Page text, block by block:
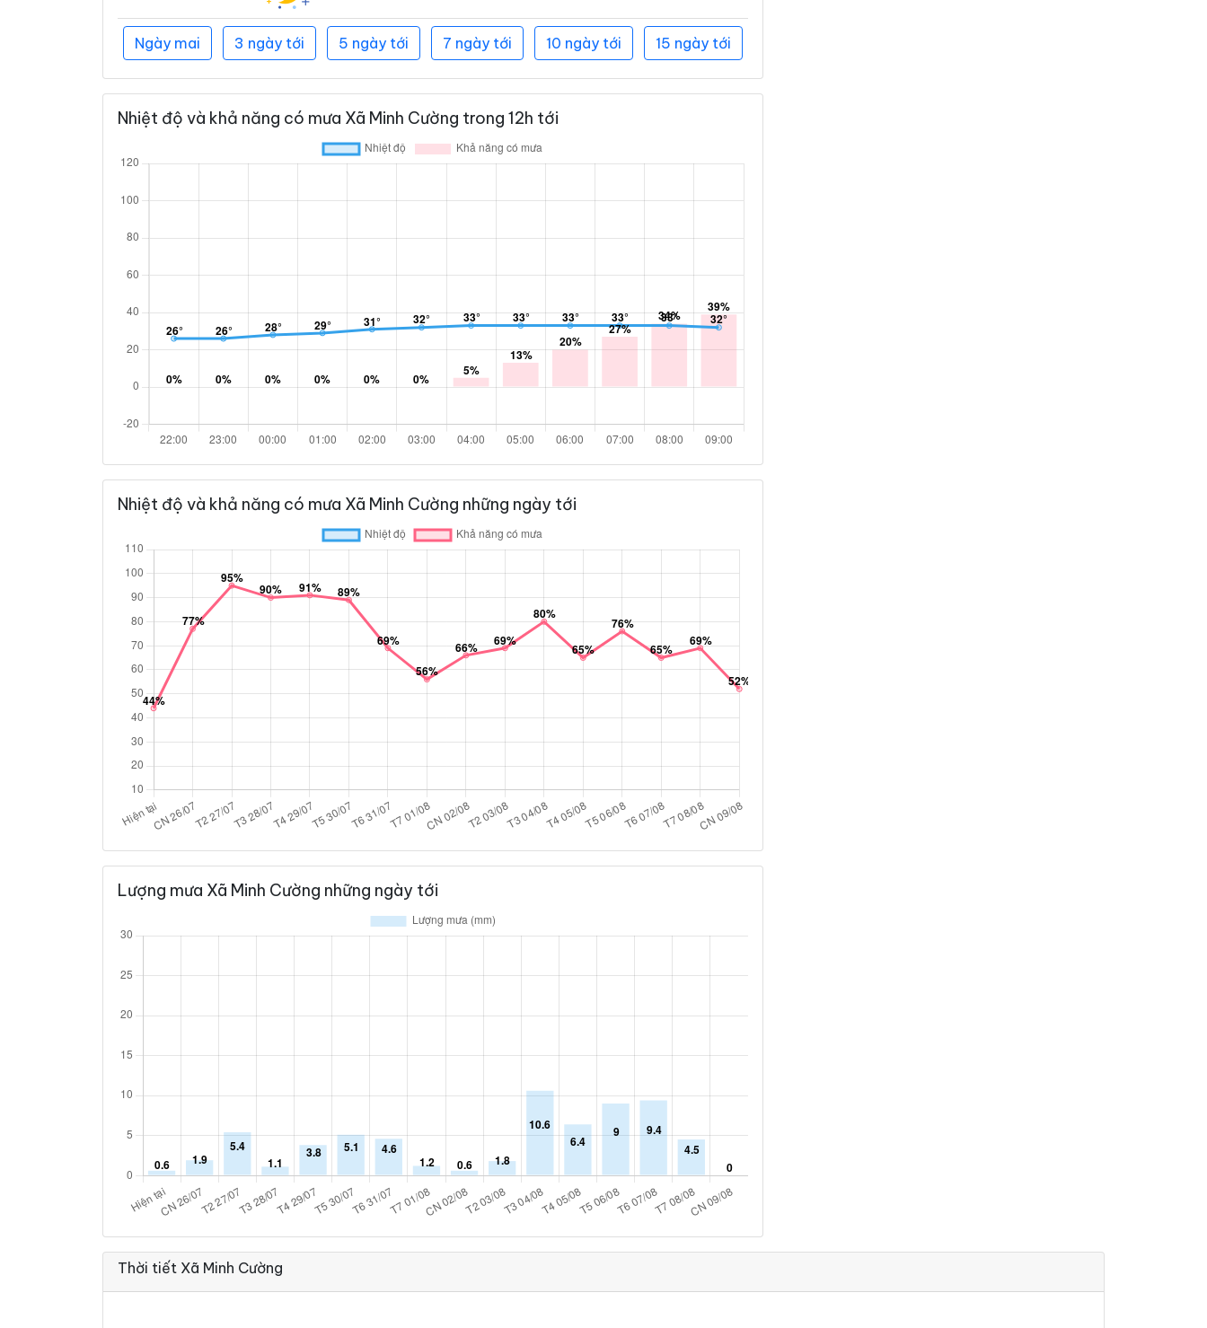
Ngày mai 3 ngày tới 5 ngày tới 7 ngày tới 10 ngày tới 15 ngày tới
Nhiệt độ và khả năng có mưa Xã Minh Cường trong 12h tới
Nhiệt độ và khả năng có mưa Xã Minh Cường những ngày tới
Lượng mưa Xã Minh Cường những ngày tới
Thời tiết Xã Minh Cường